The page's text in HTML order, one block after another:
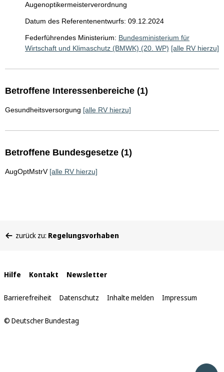
Augenoptikermeisterverordnung
Datum des Referentenentwurfs: 09.12.2024
Federführendes Ministerium: Bundesministerium für
Wirtschaft und Klimaschutz (BMWK) (20. WP) [alle RV hierzu]
Betroffene Interessenbereiche (1)
Gesundheitsversorgung [alle RV hierzu]
Betroffene Bundesgesetze (1)
AugOptMstrV [alle RV hierzu]
befinden
zurück zu: Regelungsvorhaben
Interne
Links
Hilfe Kontakt Newsletter
Barrierefreiheit Datenschutz Inhalte melden Impressum
© Deutscher Bundestag